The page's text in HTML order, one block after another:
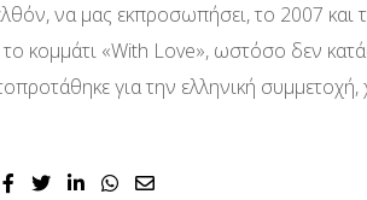
να μας εκπροσωπήσει, το 2007 και
το κομμάτι «With Love», ωστόσο δεν
για την ελληνική
LinkedInWhatsapp
Share